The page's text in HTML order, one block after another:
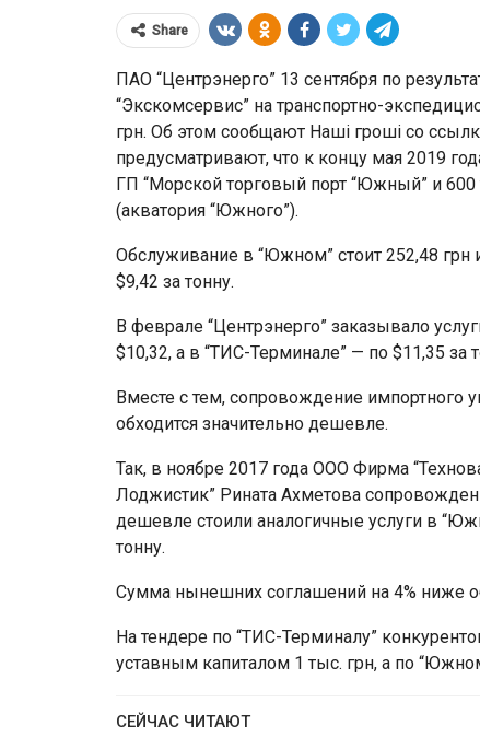
Share
ПАО “Центрэнерго” 13 сентября по
“Экскомсервис” на транспортно-
грн. Об этом сообщают Наші гроші со
предусматривают, что к концу мая 2019
ГП “Морской торговый порт “Южный” и
(акватория “Южного”).
Обслуживание в “Южном” стоит 252,48 грн
$9,42 за тонну.
В феврале “Центрэнерго” заказывало
$10,32, а в “ТИС-Терминале” — по $11,35 за
Вместе с тем, сопровождение импортного
обходится значительно дешевле.
Так, в ноябре 2017 года ООО Фирма
Лоджистик” Рината Ахметова
дешевле стоили аналогичные услуги в
тонну.
Сумма нынешних соглашений на 4% ниже
На тендере по “ТИС-Терминалу”
уставным капиталом 1 тыс. грн, а по
СЕЙЧАС ЧИТАЮТ